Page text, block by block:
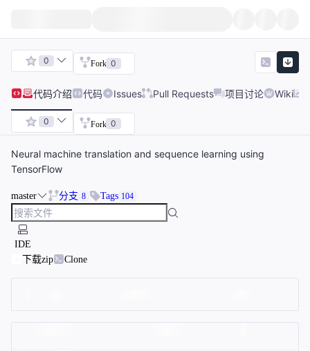
0 Fork 0
代码介绍 代码 Issues Pull Requests 项目讨论 Wiki
0 Fork 0
Neural machine translation and sequence learning using
TensorFlow
master 分支 8 Tags 104
IDE
下载zip
Clone